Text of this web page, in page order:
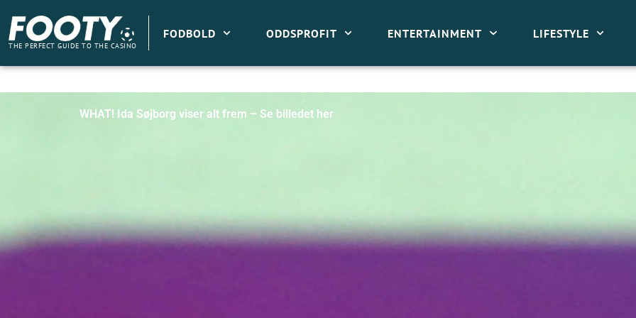
indholdet
THE PERFECT GUIDE TO THE CASINO
FODBOLD ODDSPROFIT ENTERTAINMENT LIFESTYLE
WHAT! Ida Søjborg viser alt frem – Se billedet her